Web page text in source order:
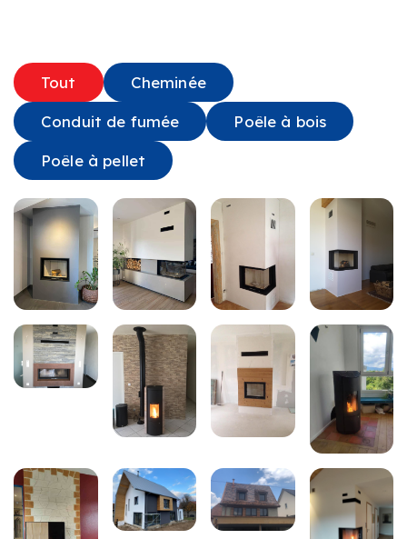
Tout Cheminée
Conduit de fumée Poêle à bois
Poêle à pellet